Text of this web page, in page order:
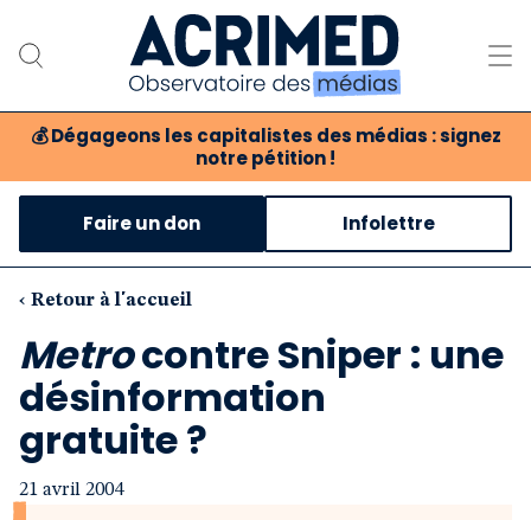
💰 Dégageons les capitalistes des médias : signez
notre pétition !
Notre association
Notre critique des médias
Nos propositions
Notre revue
Boutique
Faire un don Infolettre
‹ Retour à l'accueil
Metrocontre Sniper : une
désinformation
gratuite ?
21 avril 2004